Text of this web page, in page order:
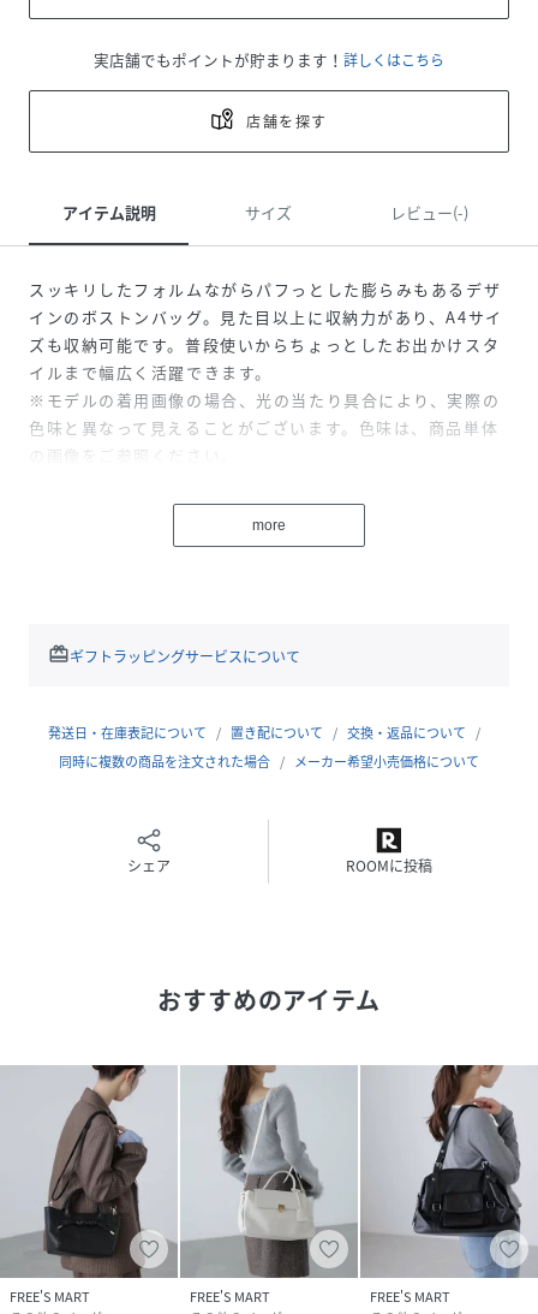
実店舗でもポイントが貯まります！ 詳しくはこちら
店舗を探す
アイテム説明 サイズ レビュー(-)
スッキリしたフォルムながらパフっとした膨らみもあるデザ
インのボストンバッグ。見た目以上に収納力があり、A4サイ
ズも収納可能です。普段使いからちょっとしたお出かけスタ
イルまで幅広く活躍できます。
※モデルの着用画像の場合、光の当たり具合により、実際の
色味と異なって見えることがございます。色味は、商品単体
の画像をご参照ください。
品番
PG8936_131
(131-5291035-010-10 PG8936
more
redeemギフトラッピングサービスについて
発送日・在庫表記について 置き配について
交換・返品について
同時に複数の商品を注文された場合
メーカー希望小売価格について
シェア ROOMに投稿
おすすめのアイテム
FREE'S MART
FREE'S MART
FREE'S MART